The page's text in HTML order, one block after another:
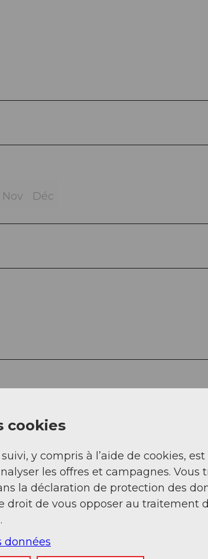
Nov Déc
cookies
y compris à l’aide de cookies,
les offres et campagnes. Vous
la déclaration de protection des
droit de vous opposer au traitement
données